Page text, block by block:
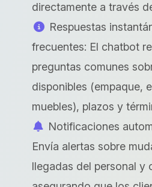
directamente a través
Respuestas
frecuentes: El chatbot
preguntas comunes
disponibles (empaque,
muebles), plazos y
Notificaciones
Envía alertas sobre
llegadas del personal y